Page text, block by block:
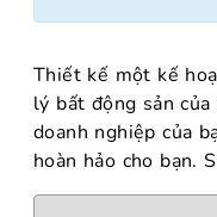
Thiết kế một kế
lý bất động sản
doanh nghiệp của
hoàn hảo cho bạn.